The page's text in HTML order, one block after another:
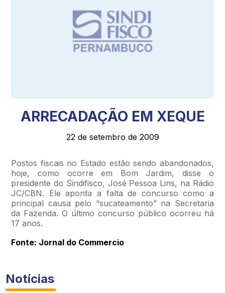
ARRECADAÇÃO EM XEQUE
22 de setembro de 2009
Postos fiscais no Estado estão sendo abandonados,
hoje, como ocorreem Bom Jardim, disse o
presidente do Sindifisco, José Pessoa Lins, na Rádio
JC/CBN. Ele aponta a falta de concurso como a
principal causa pelo “sucateamento” na Secretaria
da Fazenda. O último concurso público ocorreu há
17 anos.
Fonte: Jornal do Commercio
Notícias